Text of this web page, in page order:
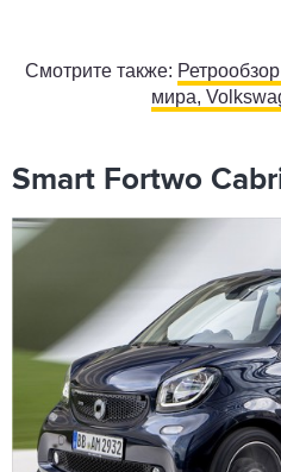
Смотрите также:
мира,
Smart Fortwo